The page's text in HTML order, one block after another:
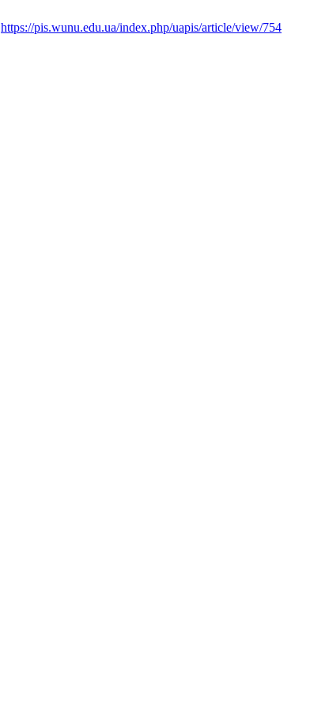
https://pis.wunu.edu.ua/index.php/uapis/article/view/754